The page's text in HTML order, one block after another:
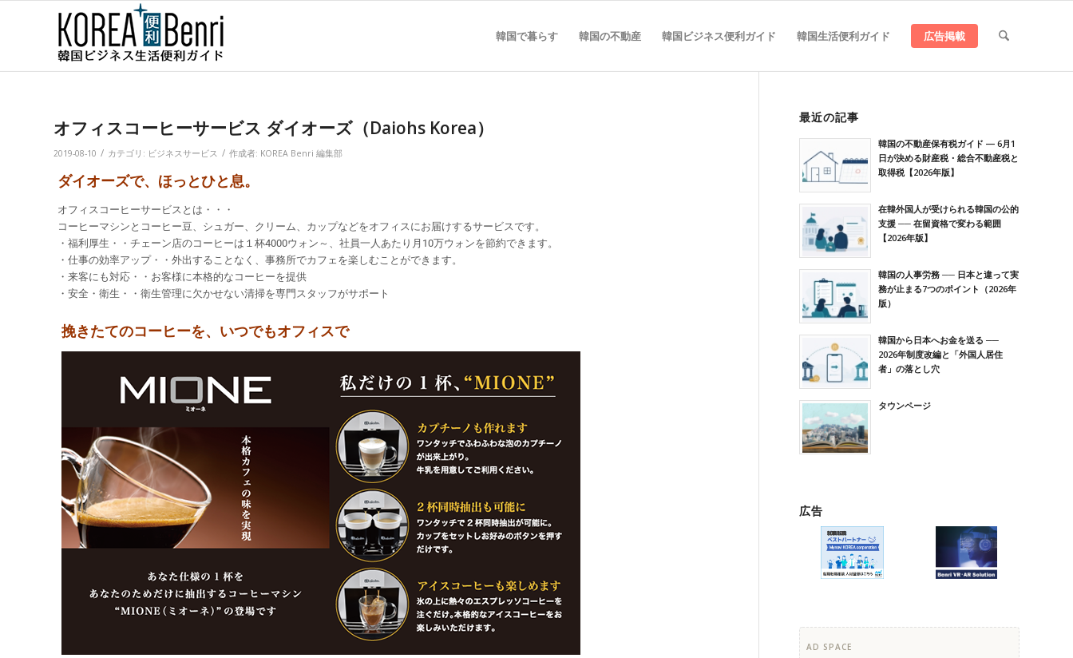
韓国で暮らす 韓国の不動産 韓国ビジネス便利ガイド 韓国生活便利ガイド 広告掲載
オフィスコーヒーサービス ダイオーズ（Daiohs Korea）
2019-08-10 / カテゴリ: ビジネスサービス / 作成者: KOREA Benri 編集部
ダイオーズで、ほっとひと息。
オフィスコーヒーサービスとは・・・
コーヒーマシンとコーヒー豆、シュガー、クリーム、カップなどをオフィスにお届けするサービスです。
・福利厚生・・チェーン店のコーヒーは１杯4000ウォン～、社員一人あたり月10万ウォンを節約できます。
・仕事の効率アップ・・外出することなく、事務所でカフェを楽しむことができます。
・来客にも対応・・お客様に本格的なコーヒーを提供
・安全・衛生・・衛生管理に欠かせない清掃を専門スタッフがサポート
挽きたてのコーヒーを、いつでもオフィスで
最近の記事
韓国の不動産保有税ガイド ― 6月1
日が決める財産税・総合不動産税と
取得税【2026年版】
在韓外国人が受けられる韓国の公的
支援 ── 在留資格で変わる範囲
【2026年版】
韓国の人事労務 ── 日本と違って実
務が止まる7つのポイント（2026年
版）
韓国から日本へお金を送る ──
2026年制度改編と「外国人居住
者」の落とし穴
タウンページ
広告
AD SPACE